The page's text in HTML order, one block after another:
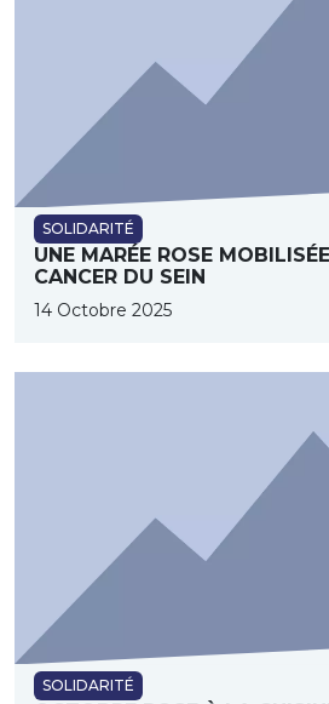
SOLIDARITÉ
UNE MARÉE ROSE
CANCER DU SEIN
14 Octobre 2025
SOLIDARITÉ